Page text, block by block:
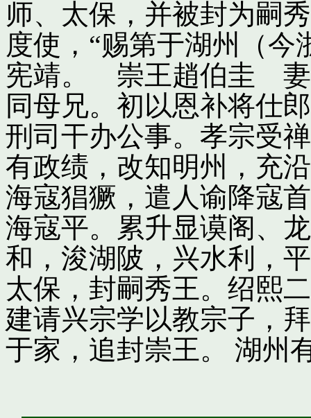
师、太保，并被封为嗣
度使，“赐第于湖州（今
宪靖。 崇王趙伯圭 妻
同母兄。初以恩补将仕
刑司干办公事。孝宗受
有政绩，改知明州，充
海寇猖獗，遣人谕降寇
海寇平。累升显谟阁、
和，浚湖陂，兴水利，
太保，封嗣秀王。绍熙
建请兴宗学以教宗子，
于家，追封崇王。 湖州